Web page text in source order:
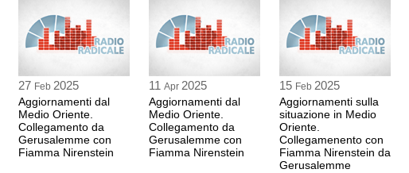
27 Feb 2025
Aggiornamenti dal
Medio Oriente.
Collegamento da
Gerusalemme con
Fiamma Nirenstein
11 Apr 2025
Aggiornamenti dal
Medio Oriente.
Collegamento da
Gerusalemme con
Fiamma Nirenstein
15 Feb 2025
Aggiornamenti sulla
situazione in Medio
Oriente.
Collegamenento con
Fiamma Nirenstein da
Gerusalemme